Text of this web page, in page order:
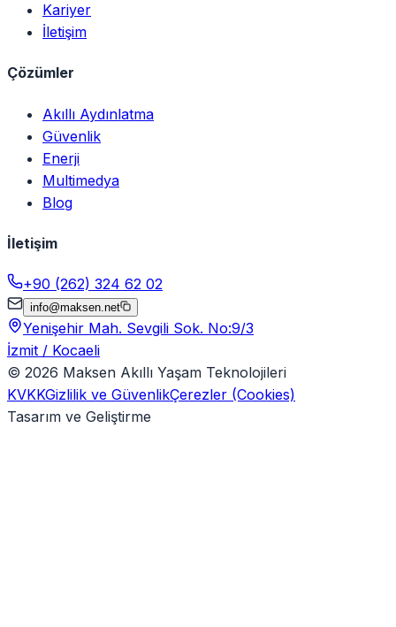
Kariyer
İletişim
Çözümler
Akıllı Aydınlatma
Güvenlik
Enerji
Multimedya
Blog
İletişim
+90 (262) 324 62 02
info@maksen.net
Yenişehir Mah. Sevgili Sok. No:9/3
İzmit / Kocaeli
© 2026 Maksen Akıllı Yaşam Teknolojileri
KVKKGizlilik ve GüvenlikÇerezler (Cookies)
Tasarım ve Geliştirme